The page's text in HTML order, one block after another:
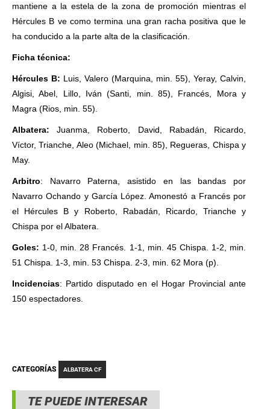
TE PUEDE INTERESAR
mantiene a la estela de la zona de promoción mientras el
Hércules B ve como termina una gran racha positiva que le
ha conducido a la parte alta de la clasificación.
Ficha técnica:
Hércules B: Luis, Valero (Marquina, min. 55), Yeray, Calvin,
Algisi, Abel, Lillo, Iván (Santi, min. 85), Francés, Mora y
Magra (Rios, min. 55).
Albatera: Juanma, Roberto, David, Rabadán, Ricardo,
Víctor, Trianche, Aleo (Michael, min. 85), Regueras, Chispa y
May.
Arbitro: Navarro Paterna, asistido en las bandas por
Navarro Ochando y García López. Amonestó a Francés por
el Hércules B y Roberto, Rabadán, Ricardo, Trianche y
Chispa por el Albatera.
Goles: 1-0, min. 28 Francés. 1-1, min. 45 Chispa. 1-2, min.
51 Chispa. 1-3, min. 53 Chispa. 2-3, min. 62 Mora (p).
Incidencias: Partido disputado en el Hogar Provincial ante
150 espectadores.
CATEGORÍAS ALBATERA CF